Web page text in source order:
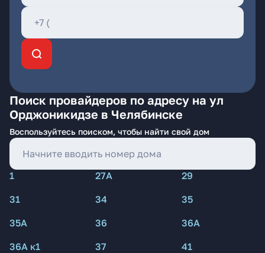
Поиск провайдеров по адресу на ул
Орджоникидзе в Челябинске
Воспользуйтесь поиском, чтобы найти свой дом
1 27А
29
31
34
35
35А
36
36А
36А к1
37
41